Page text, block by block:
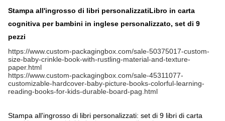
Stampa all'ingrosso di libri personalizzatiLibro in carta
cognitiva per bambini in inglese personalizzato, set di 9
pezzi
https://www.custom-packagingbox.com/sale-50375017-custom-
size-baby-crinkle-book-with-rustling-material-and-texture-
paper.html
https://www.custom-packagingbox.com/sale-45311077-
customizable-hardcover-baby-picture-books-colorful-learning-
reading-books-for-kids-durable-board-pag.html
Stampa all'ingrosso di libri personalizzati: set di 9 libri di carta